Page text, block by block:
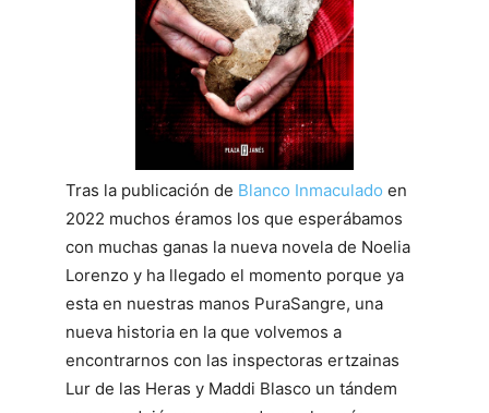
Tras la publicación de Blanco Inmaculado en
2022 muchos éramos los que esperábamos
con muchas ganas la nueva novela de Noelia
Lorenzo y ha llegado el momento porque ya
esta en nuestras manos PuraSangre, una
nueva historia en la que volvemos a
encontrarnos con las inspectoras ertzainas
Lur de las Heras y Maddi Blasco un tándem